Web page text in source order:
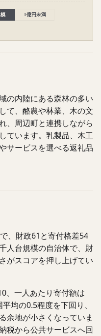
1億円未満
の内陸にある森林の多い
て、酪農や林業、木の文
、周辺町と連携しながら
ています。乳製品、木工
サービスを選べる返礼品
、財政61と寄付格差54
人台規模の自治体で、財
がスコアを押し上げてい
、一人あたり寄付額は
均の0.5程度を下回り、
余地が小さくなっていま
税から公共サービスへ回